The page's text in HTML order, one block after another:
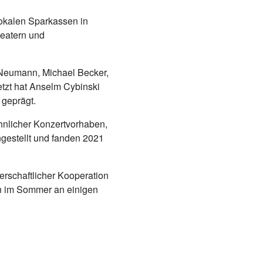
Sparkassen in
und
Michael Becker,
hat Anselm Cybinski
Konzertvorhaben,
und fanden 2021
Kooperation
Sommer an einigen